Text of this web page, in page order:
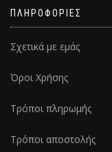
ΠΛΗΡΟΦΟΡΙΕΣ
Σχετικά με εμάς
Όροι Χρήσης
Τρόποι πληρωμής
Τρόποι αποστολής